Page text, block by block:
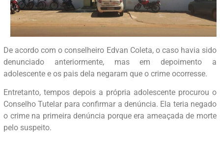
De acordo com o conselheiro Edvan Coleta, o caso havia sido
denunciado anteriormente, mas em depoimento a
adolescente e os pais dela negaram que o crime ocorresse.
Entretanto, tempos depois a própria adolescente procurou o
Conselho Tutelar para confirmar a denúncia. Ela teria negado
o crime na primeira denúncia porque era ameaçada de morte
pelo suspeito.